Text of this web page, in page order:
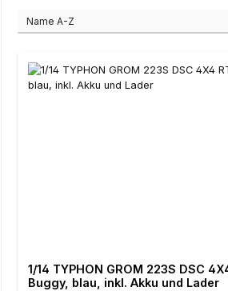
1/14 TYPHON GROM 223S DSC
Buggy, blau, inkl. Akku und Lader